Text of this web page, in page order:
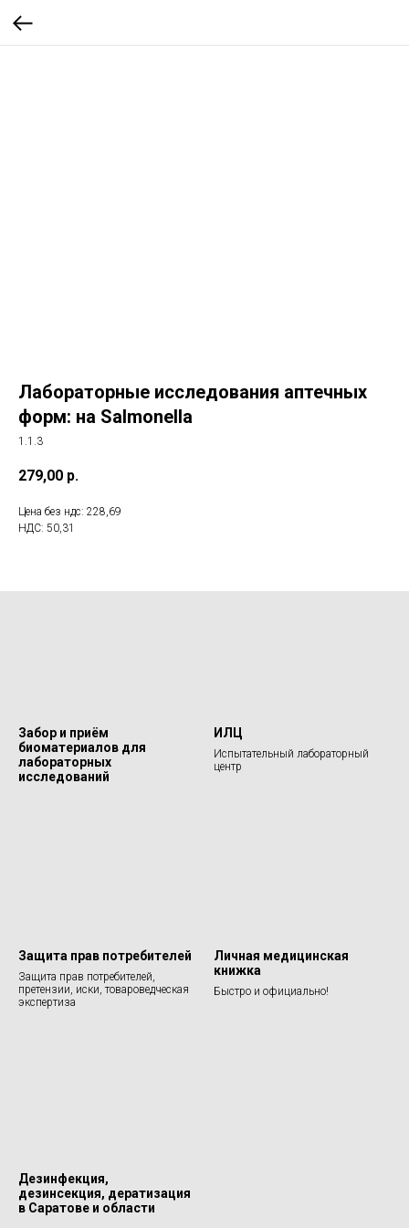
Лабораторные исследования аптечных
форм: на Salmonella
1.1.3
279,00 р.
Цена без ндс: 228,69
НДС: 50,31
Забор и приём
биоматериалов для
лабораторных
исследований
ИЛЦ
Испытательный лабораторный
центр
Защита прав потребителей
Защита прав потребителей,
претензии, иски, товароведческая
экспертиза
Личная медицинская
книжка
Быстро и официально!
Дезинфекция,
дезинсекция, дератизация
в Саратове и области